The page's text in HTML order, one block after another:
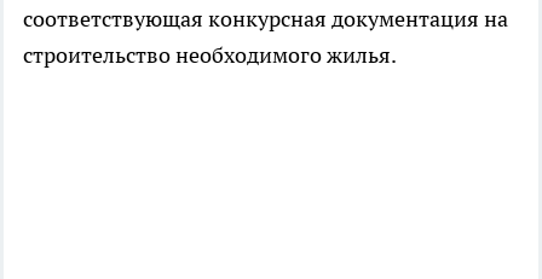
соответствующая конкурсная документация на
строительство необходимого жилья.